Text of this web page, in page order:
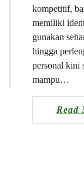
kompetitif,
memiliki
gunakan
hingga
personal kini
mampu…
Read